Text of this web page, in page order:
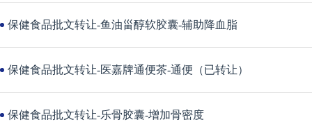
保健食品批文转让-鱼油甾醇软胶囊-辅助降血脂
保健食品批文转让-医嘉牌通便茶-通便（已转让）
保健食品批文转让-乐骨胶囊-增加骨密度